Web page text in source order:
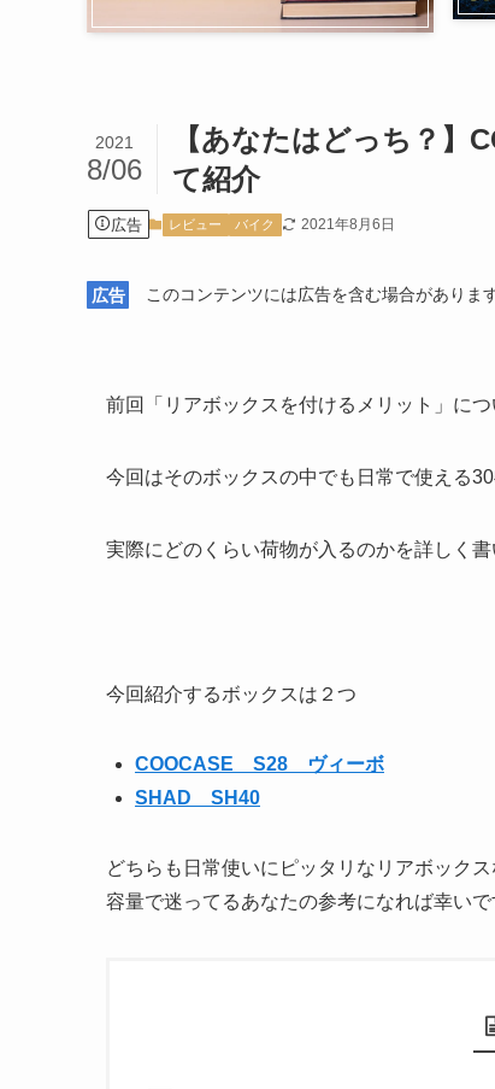
【あなたはどっち？】
て紹介
2021
8/06
広告 レビュー バイク 2021年8月6日
広告 このコンテンツには広告を含む場合があります
前回「リアボックスを付けるメリット」に
今回はそのボックスの中でも日常で使える
実際にどのくらい荷物が入るのかを詳しく書
今回紹介するボックスは２つ
COOCASE S28 ヴィーボ
SHAD SH40
どちらも日常使いにピッタリなリアボックス
容量で迷ってるあなたの参考になれば幸いで